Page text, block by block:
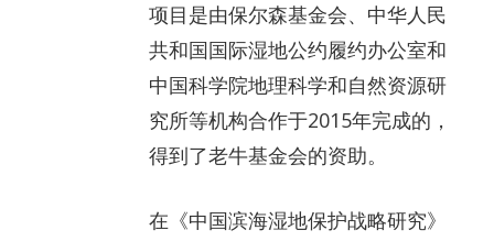
项目是由保尔森基金会、中华人民
共和国国际湿地公约履约办公室和
中国科学院地理科学和自然资源研
究所等机构合作于2015年完成的，
得到了老牛基金会的资助。
在《中国滨海湿地保护战略研究》